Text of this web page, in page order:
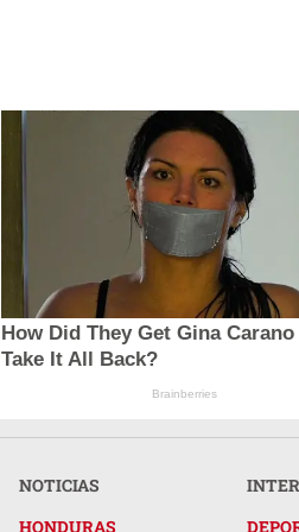
How Did They Get Gina Carano
Take It All Back?
Brainberries
NOTICIAS
HONDURAS